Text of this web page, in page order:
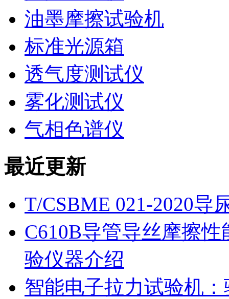
油墨摩擦试验机
标准光源箱
透气度测试仪
雾化测试仪
气相色谱仪
最近更新
T/CSBME 021-2020导
C610B导管导丝摩擦
验仪器介绍
智能电子拉力试验机